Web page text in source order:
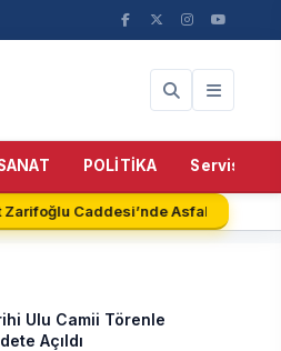
POLİTİKA Servisler
Caddesi’nde Asfalt Serimine
Ulu Camii Törenle
Açıldı